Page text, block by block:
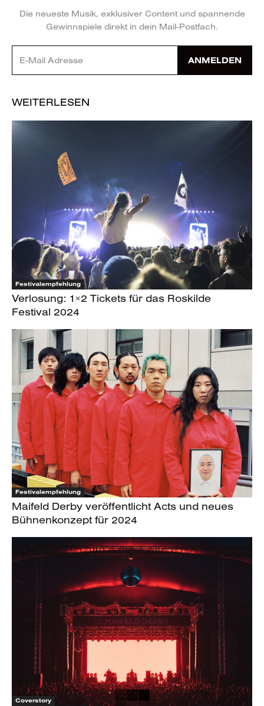
Die neueste Musik, exklusiver Content und spannende
Gewinnspiele direkt in dein Mail-Postfach.
ANMELDEN
WEITERLESEN
Festivalempfehlung
Verlosung: 1×2 Tickets für das Roskilde
Festival 2024
Festivalempfehlung
Maifeld Derby veröffentlicht Acts und neues
Bühnenkonzept für 2024
Coverstory